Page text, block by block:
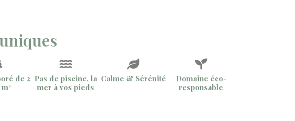
de 2 Pas de piscine, la
mer à vos pieds
Calme & Sérénité
Domaine éco-
responsable